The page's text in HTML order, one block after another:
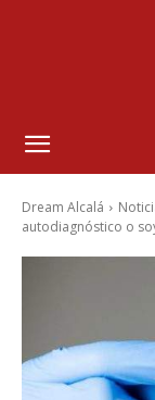
Dream Alcalá
autodiagnóstico o